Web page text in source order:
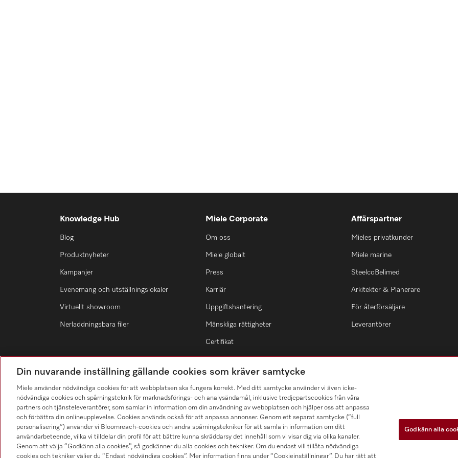
Knowledge Hub
Blog
Produktnyheter
Kampanjer
Evenemang och utställningslokaler
Virtuellt showroom
Nerladdningsbara filer
Miele Corporate
Om oss
Miele globalt
Press
Karriär
Uppgiftshantering
Mänskliga rättigheter
Certifikat
Affärspartner
Mieles privatkunder
Miele marine
SteelcoBelimed
Arkitekter & Planerare
För återförsäljare
Leverantörer
Hitta återförsäljare
Din nuvarande inställning gällande cookies som kräver samtycke
Miele använder nödvändiga cookies för att webbplatsen ska fungera korrekt. Med ditt samtycke använder vi även icke-
nödvändiga cookies och spårningsteknik för marknadsförings- och analysändamål, inklusive tredjepartscookies från våra
partners och tjänsteleverantörer, som samlar in information om din användning av webbplatsen och hjälper oss att anpassa
och förbättra din onlineupplevelse. Cookies används också för att anpassa annonser. Genom ett separat samtycke (“full
personalisering”) använder vi Bloomreach-cookies och andra spårningstekniker för att samla in information om ditt
användarbeteende, vilka vi tilldelar din profil för att bättre kunna skräddarsy det innehåll som vi visar dig via olika kanaler.
Genom att välja “Godkänn alla cookies”, så godkänner du alla cookies och tekniker. Om du endast vill tillåta nödvändiga
cookies och tekniker väljer du “Endast nödvändiga cookies”. Mer information finns under “Cookieinställningar”. Du har rätt att
Godkänn alla